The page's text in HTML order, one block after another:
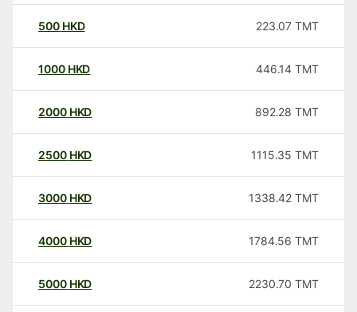
500 HKD 223.07 TMT
1000 HKD 446.14 TMT
2000 HKD 892.28 TMT
2500 HKD 1115.35 TMT
3000 HKD 1338.42 TMT
4000 HKD 1784.56 TMT
5000 HKD 2230.70 TMT